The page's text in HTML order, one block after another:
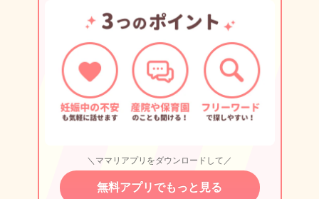
＼ママリアプリをダウンロードして／
無料アプリでもっと見る